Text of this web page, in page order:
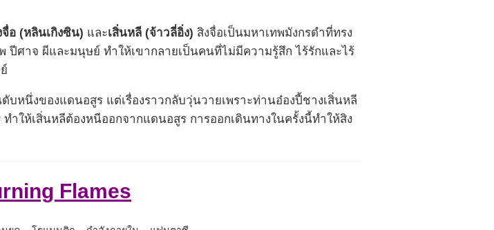
จื่อ (หลินเกิงซิน) และเสิ่นหลี (จ้าวลี่อิ่ง) สิงจื่อเป็นมหาเทพมังกรดำที่ทรง
ปีศาจ ผีและมนุษย์ ทำให้เขากลายเป็นคนที่ไม่มีความรู้สึก ไร้รักและไร้
หนึ่งของแดนอสูร แต่เรื่องราวกลับวุ่นวายเพราะท่านอ๋องปี้ชางเสิ่นหลี
ให้เสิ่นหลีต้องหนีออกจากแดนอสูร การออกเดินทางในครั้งนี้ทำให้สิง
Flames